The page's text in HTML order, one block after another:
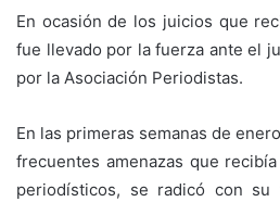
En ocasión de los juicios que
fue llevado por la fuerza ante el
por la Asociación Periodistas.​
En las primeras semanas de
frecuentes amenazas que
periodísticos, se radicó con